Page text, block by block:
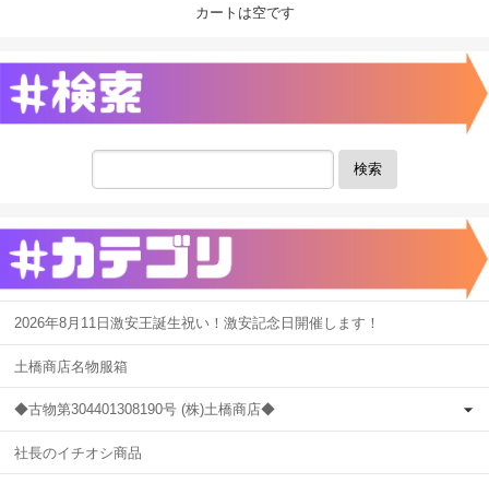
カートは空です
検索
2026年8月11日激安王誕生祝い！激安記念日開催します！
土橋商店名物服箱
◆古物第304401308190号 (株)土橋商店◆
社長のイチオシ商品